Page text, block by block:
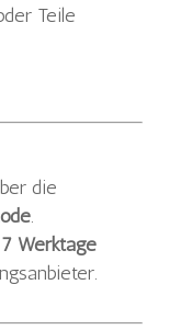
Teile
die
.
7 Werktage